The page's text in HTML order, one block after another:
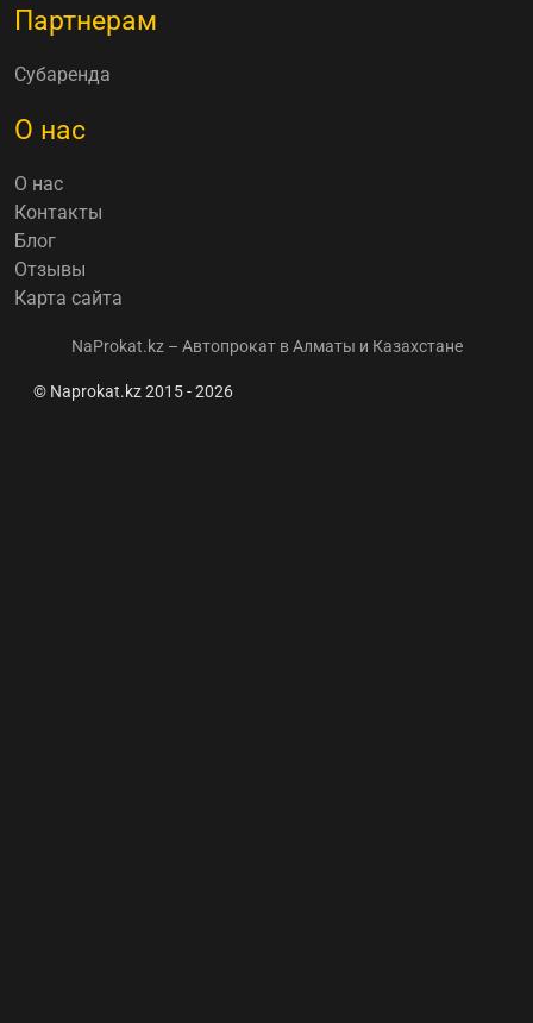
Партнерам
Субаренда
О нас
О нас
Контакты
Блог
Отзывы
Карта сайта
NaProkat.kz – Автопрокат в Алматы и Казахстане
© Naprokat.kz 2015 - 2026